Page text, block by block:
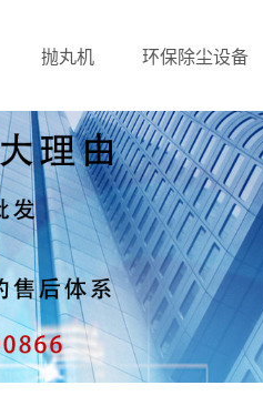
抛丸机 环保除尘设备